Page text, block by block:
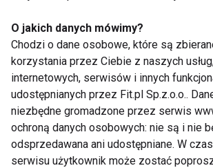
dobrać zakres i charakter masażu do
potrzeb.
d) Farmakologia– leki należy
konsultacji z lekarzem. Niektóre
bowiem jedynie stłumić ból, a nie
problemu. Dobór leków uzależniony
indywidualnych potrzeb i rodzaju
Ponadto przyjmowanie
być skonsultowane z lekarzem ze
O jakich danych mówimy?
Chodzi o dane osobowe, które są
korzystania przez Ciebie z naszych
internetowych, serwisów i innych
udostępnianych przez Fit.pl Sp.z.o.o..
niezbędne gromadzone przez serwis
ochroną danych osobowych: nie są i nie
odsprzedawana ani udostępniane. W
serwisu użytkownik może zostać